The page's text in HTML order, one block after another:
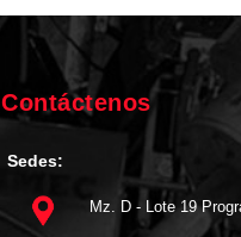
Contáctenos
Sedes:
Mz. D - Lote 19